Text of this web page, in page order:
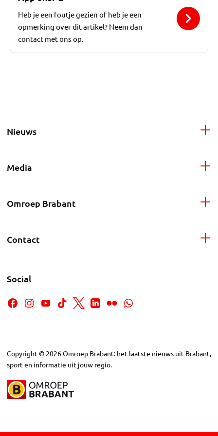
Heb je een foutje gezien of heb je een
opmerking over dit artikel? Neem dan
contact met ons op.
Nieuws
Media
Omroep Brabant
Contact
Social
Copyright © 2026Omroep Brabant: het laatste nieuws uit Brabant,
sport en informatie uit jouw regio.